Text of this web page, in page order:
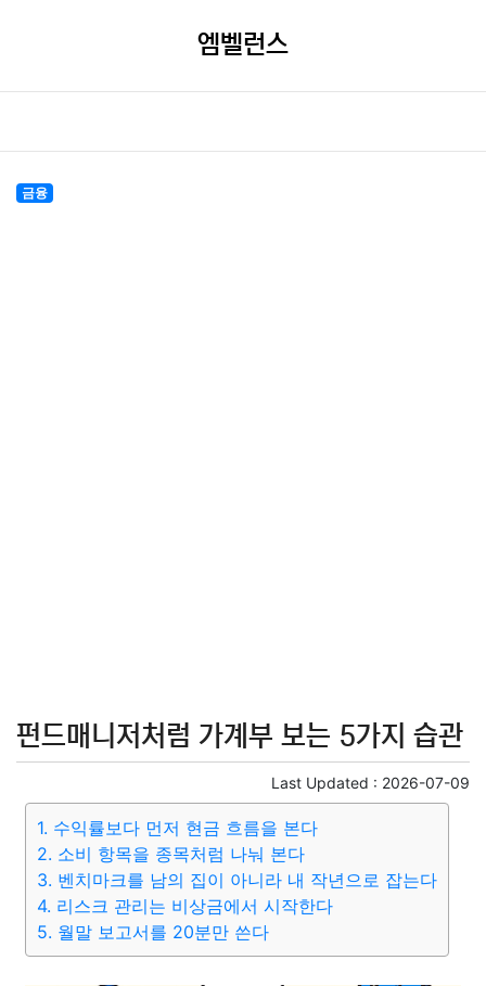
엠벨런스
금융
펀드매니저처럼 가계부 보는 5가지 습관
Last Updated : 2026-07-09
1. 수익률보다 먼저 현금 흐름을 본다
2. 소비 항목을 종목처럼 나눠 본다
3. 벤치마크를 남의 집이 아니라 내 작년으로 잡는다
4. 리스크 관리는 비상금에서 시작한다
5. 월말 보고서를 20분만 쓴다